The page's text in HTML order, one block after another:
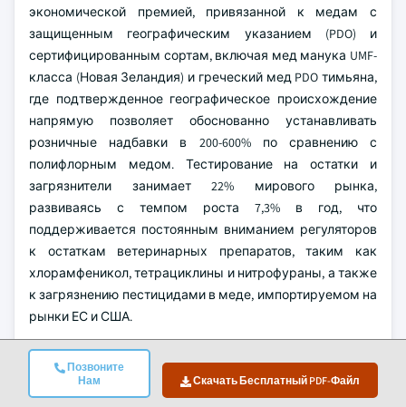
Позвоните
Нам
Скачать Бесплатный PDF-Файл
экономической премией, привязанной к медам с
защищенным географическим указанием (PDO) и
сертифицированным сортам, включая мед манука UMF-
класса (Новая Зеландия) и греческий мед PDO тимьяна,
где подтвержденное географическое происхождение
напрямую позволяет обоснованно устанавливать
розничные надбавки в 200-600% по сравнению с
полифлорным медом. Тестирование на остатки и
загрязнители занимает 22% мирового рынка,
развиваясь с темпом роста 7,3% в год, что
поддерживается постоянным вниманием регуляторов
к остаткам ветеринарных препаратов, таким как
хлорамфеникол, тетрациклины и нитрофураны, а также
к загрязнению пестицидами в меде, импортируемом на
рынки ЕС и США.
Скрининг ГМО, самый маленький сегмент по доле
рынка (2%), демонстрирует самый высокий темп роста
на уровне 13,3%, что отражает emerging интерес